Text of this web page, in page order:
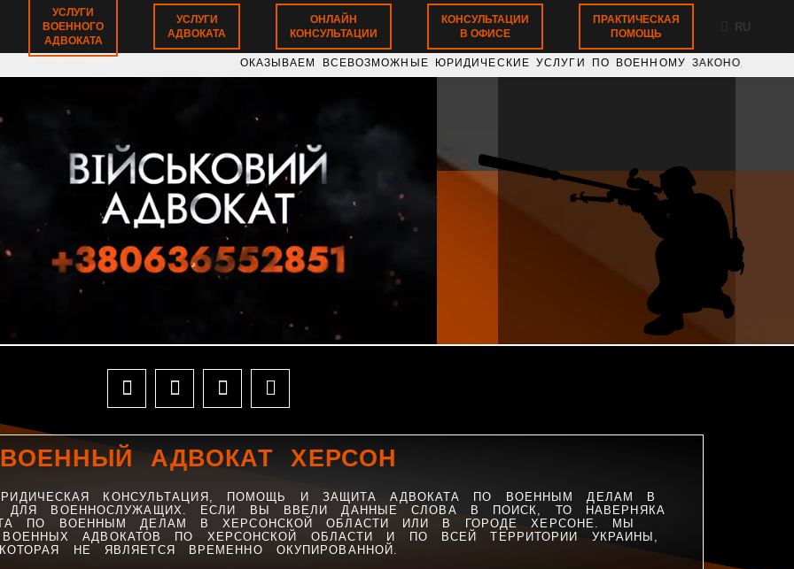
УСЛУГИ
ВОЕННОГО
АДВОКАТА
УСЛУГИ
АДВОКАТА
ОНЛАЙН
КОНСУЛЬТАЦИИ
КОНСУЛЬТАЦИИ
В ОФИСЕ
ПРАКТИЧЕСКАЯ
ПОМОЩЬ
RU
ОКАЗЫВАЕМ ВСЕВОЗМОЖНЫЕ ЮРИДИЧЕСКИЕ УСЛУГИ ПО ВОЕННОМУ
ВОЕННЫЙ АДВОКАТ ХЕРСОН
КОНСУЛЬТАЦИЯ, ПОМОЩЬ И ЗАЩИТА АДВОКАТА ПО ВОЕННЫМ ДЕЛАМ В
ДЛЯ ВОЕННОСЛУЖАЩИХ. ЕСЛИ ВЫ ВВЕЛИ ДАННЫЕ СЛОВА В ПОИСК, ТО НАВЕРНЯКА
ПО ВОЕННЫМ ДЕЛАМ В ХЕРСОНСКОЙ ОБЛАСТИ ИЛИ В ГОРОДЕ ХЕРСОНЕ. МЫ
АДВОКАТОВ ПО ХЕРСОНСКОЙ ОБЛАСТИ И ПО ВСЕЙ ТЕРРИТОРИИ УКРАИНЫ,
НЕ ЯВЛЯЕТСЯ ВРЕМЕННО ОКУПИРОВАННОЙ.